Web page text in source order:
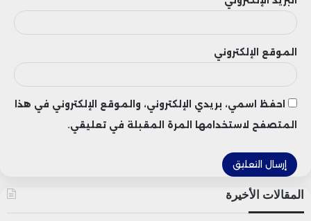
الموقع الإلكتروني
احفظ اسمي، بريدي الإلكتروني، والموقع الإلكتروني في هذا
المتصفح لاستخدامها المرة المقبلة في تعليقي.
المقالات الأخيرة